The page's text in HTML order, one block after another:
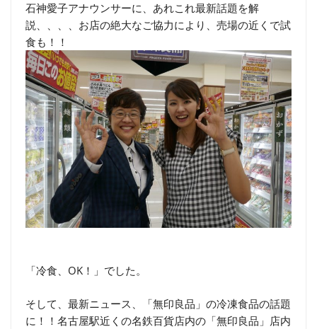
石神愛子アナウンサーに、あれこれ最新話題を解
説、、、、お店の絶大なご協力により、売場の近くで試
食も！！
「冷食、OK！」でした。
そして、最新ニュース、「無印良品」の冷凍食品の話題
に！！名古屋駅近くの名鉄百貨店内の「無印良品」店内